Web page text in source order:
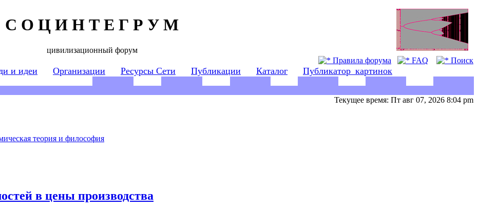
С О Ц И Н Т Е Г Р У М
цивилизационный форум
Правила форума FAQ Поиск
и идеи Организации Ресурсы Сети Публикации Каталог Публикатор_картинок
Текущее время: Пт авг 07, 2026 8:04 pm
теория и философия
в цены производства